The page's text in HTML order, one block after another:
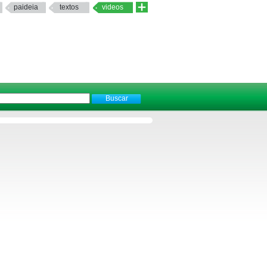
paideia textos videos